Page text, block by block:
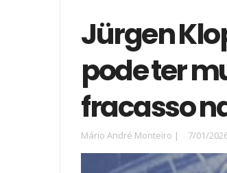
Jürgen
pode ter
fracasso
Mário André Monteiro | 7/01/